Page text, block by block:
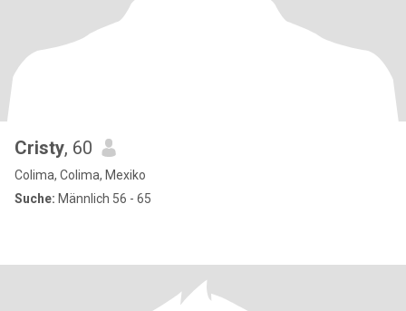
Cristy, 60
Colima, Colima, Mexiko
Suche: Männlich 56 - 65